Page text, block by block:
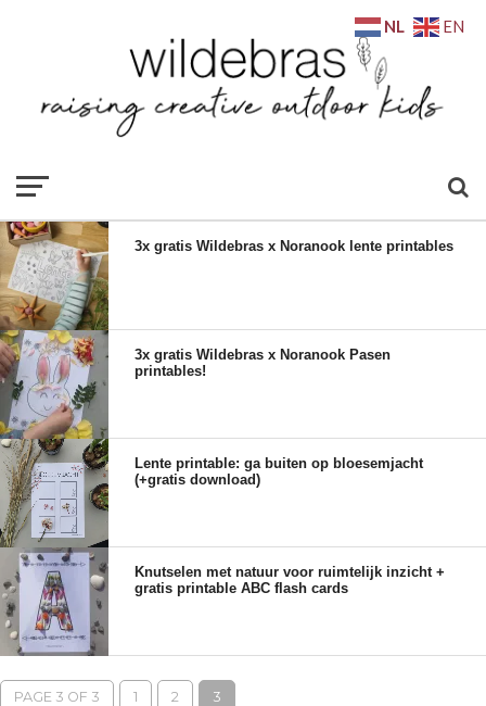
3x gratis Wildebras x Noranook lente printables
3x gratis Wildebras x Noranook Pasen
printables!
Lente printable: ga buiten op bloesemjacht
(+gratis download)
Knutselen met natuur voor ruimtelijk inzicht +
gratis printable ABC flash cards
PAGE 3 OF 3 1 2 3
NL EN